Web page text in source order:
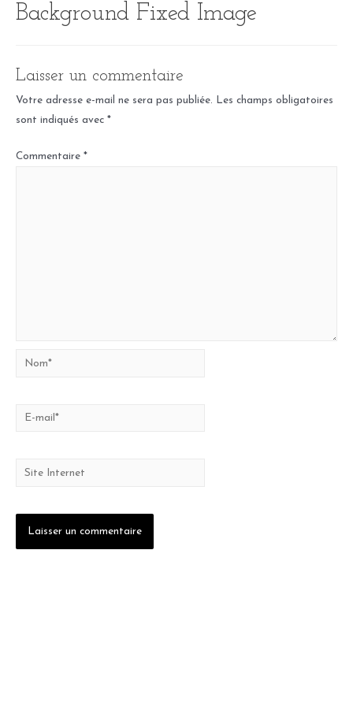
AllerBackground Fixed Image
Laisser un commentaire
Votre adresse e-mail ne sera pas publiée.
Les champs obligatoires
sont indiqués avec *
Commentaire *
Nom*
E-
Site